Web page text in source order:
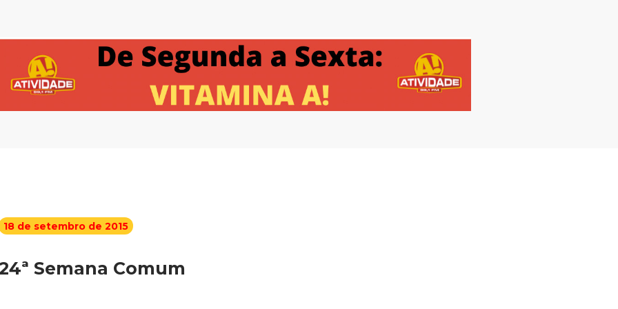
18 de setembro de 2015
Semana Comum